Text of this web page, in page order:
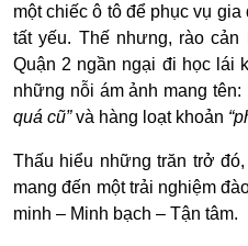
một chiếc ô tô để phục vụ
tất yếu. Thế nhưng, rào
Quận 2 ngần ngại đi học lái
những nỗi ám ảnh mang tên:
quá cũ”và hàng loạt khoản
Thấu hiểu những trăn trở đó,
mang đến một trải nghiệm
minh – Minh bạch – Tận tâm.